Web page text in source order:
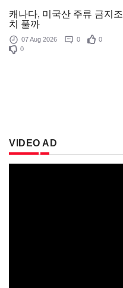
캐나다, 미국산 주류 금지조
치 풀까
07 Aug 2026 0
0
0
VIDEO AD